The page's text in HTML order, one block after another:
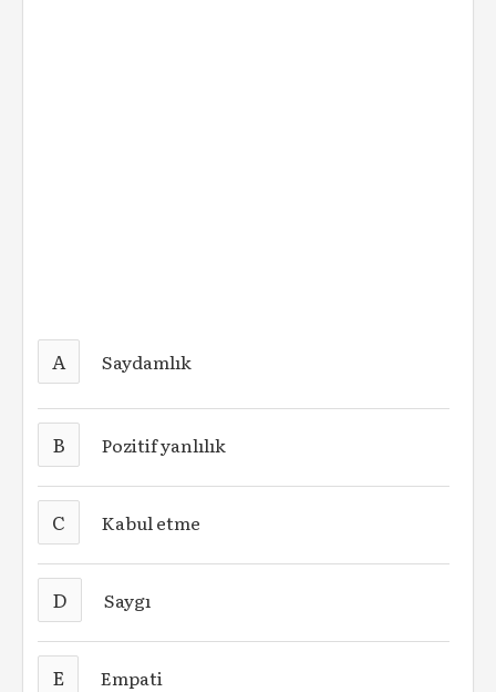
A Saydamlık
B Pozitif yanlılık
C Kabul etme
D Saygı
E Empati